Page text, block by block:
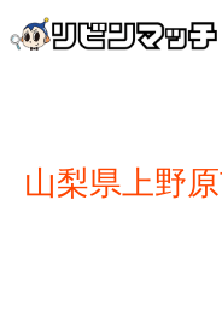
山梨県上野